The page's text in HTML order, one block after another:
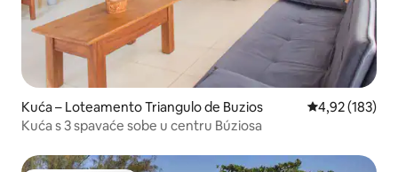
Kuća – Loteamento Triangulo de Buzios Prosječna
4,92 (183)
Kuća s 3 spavaće sobe u centru Búziosa